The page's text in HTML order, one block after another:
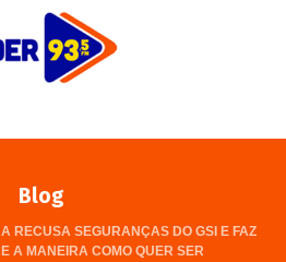
Blog
RECUSA SEGURANÇAS DO GSI E FAZ
A MANEIRA COMO QUER SER